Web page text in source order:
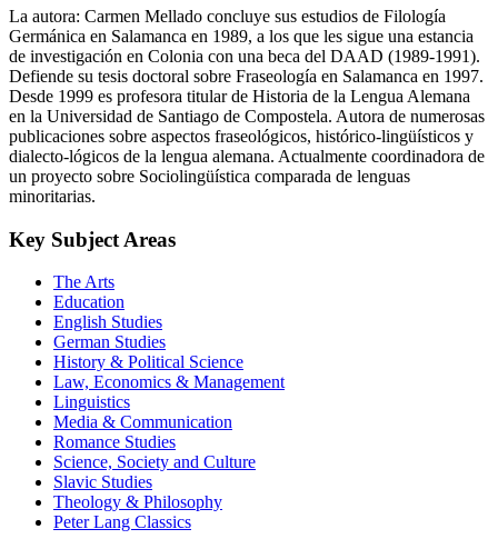
La autora: Carmen Mellado concluye sus estudios de Filología
Germánica en Salamanca en 1989, a los que les sigue una estancia
de investigación en Colonia con una beca del DAAD (1989-1991).
Defiende su tesis doctoral sobre Fraseología en Salamanca en 1997.
Desde 1999 es profesora titular de Historia de la Lengua Alemana
en la Universidad de Santiago de Compostela. Autora de numerosas
publicaciones sobre aspectos fraseológicos, histórico-lingüísticos y
dialecto-lógicos de la lengua alemana. Actualmente coordinadora de
un proyecto sobre Sociolingüística comparada de lenguas
minoritarias.
Key Subject Areas
The Arts
Education
English Studies
German Studies
History & Political Science
Law, Economics & Management
Linguistics
Media & Communication
Romance Studies
Science, Society and Culture
Slavic Studies
Theology & Philosophy
Peter Lang Classics